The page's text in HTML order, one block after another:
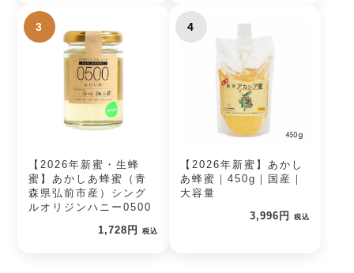
3
【2026年新蜜・生蜂
蜜】あかしあ蜂蜜（青
森県弘前市産）シング
ルオリジンハニー0500
1,728円
税込
4
【2026年新蜜】あかし
あ蜂蜜｜450g｜国産｜
大容量
3,996円
税込